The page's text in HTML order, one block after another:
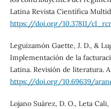
Latina Revista Científica
https://doi.org/10.37811/
Leguizamón Gaette, J. D., &
Implementación de la
Latina. Revisión de literatura.
https://doi.org/10.69639/
Lojano Suárez, D. O., Leta